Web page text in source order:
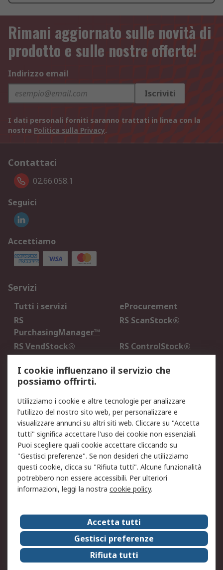
Rimani aggiornato sulle novità di
prodotto e sulle nostre offerte!
Indirizzo email
Iscriviti
I dati personali forniti saranno trattati in linea con la
nostra Politica sulla Privacy.
Contattaci
02.66.058.1
Seguici
Accettiamo
Servizi
Tutti i servizi
eProcurement
RS
PurchasingManager™
RS ScanStock®
RS VendStock®
RS ControlStock®
Legale
Informativa Cookie
Informativa Privacy -
Aggiornata
Email Security
Termini d'uso
Condizioni di vendita
Condizioni generali di
servizio
Etica e responsabilità
Chi Siamo
Chi Siamo
Contattaci
Supporto
ESG
Carriere
RS Group
Press Centre
Discovery: il Blog di RS
I cookie influenzano il servizio che
possiamo offrirti.
Utilizziamo i cookie e altre tecnologie per analizzare
l'utilizzo del nostro sito web, per personalizzare e
visualizzare annunci su altri siti web. Cliccare su "Accetta
tutti" significa accettare l'uso dei cookie non essenziali.
Puoi scegliere quali cookie accettare cliccando su
"Gestisci preferenze". Se non desideri che utilizziamo
questi cookie, clicca su "Rifiuta tutti". Alcune funzionalità
potrebbero non essere accessibili. Per ulteriori
informazioni, leggi la nostra cookie policy.
Accetta tutti
Gestisci preferenze
Rifiuta tutti